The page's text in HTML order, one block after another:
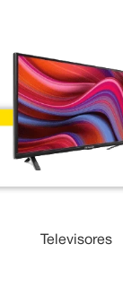
Televisores